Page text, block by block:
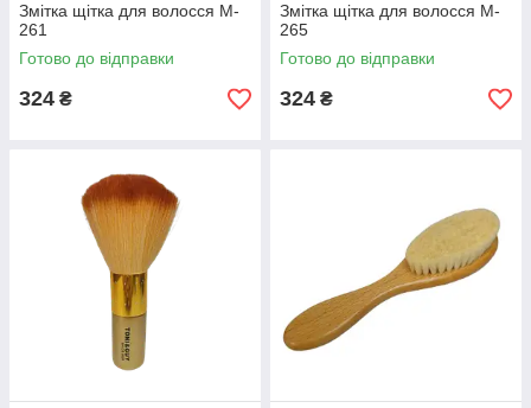
Змітка щітка для волосся M-
261
Готово до відправки
324 ₴
Змітка щітка для волосся M-
265
Готово до відправки
324 ₴